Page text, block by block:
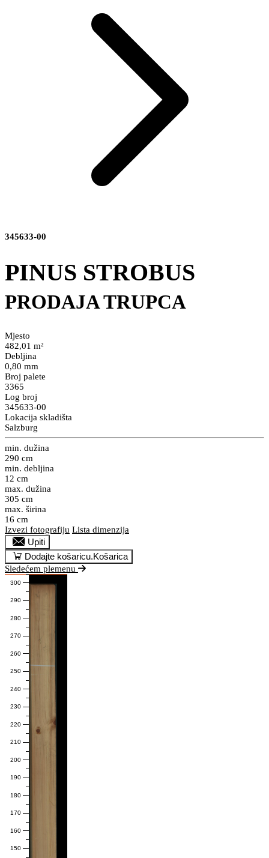
345633-00
PINUS STROBUS
PRODAJA TRUPCA
Mjesto
482,01 m²
Debljina
0,80 mm
Broj palete
3365
Log broj
345633-00
Lokacija skladišta
Salzburg
min. dužina
290 cm
min. debljina
12 cm
max. dužina
305 cm
max. širina
16 cm
Izvezi fotografiju Lista dimenzija
Upiti
Dodajte košaricu.Košarica
Sledećem plemenu
150
160
170
180
190
200
210
220
230
240
250
260
270
280
290
300